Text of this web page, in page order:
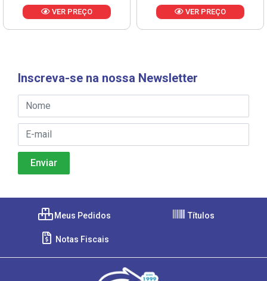
VER PREÇO VER PREÇO
Inscreva-se na nossa Newsletter
Meus Pedidos Títulos
Notas Fiscais